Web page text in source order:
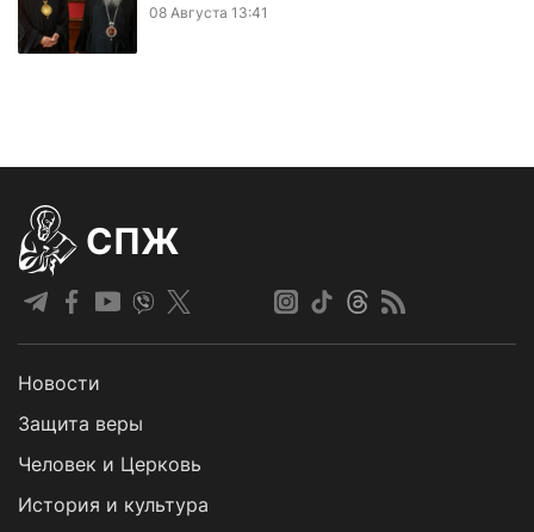
08 Августа 13:41
СПЖ
Новости
Защита веры
Человек и Церковь
История и культура